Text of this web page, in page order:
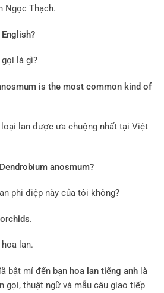
Ngọc Thạch.
là gì?
is the most common kind of
lan được ưa chuộng nhất tại Việt
anosmum?
phi điệp này của tôi không?
lan.
bật mí đến bạn hoa lan tiếng anh là
gọi, thuật ngữ và mẫu câu giao tiếp